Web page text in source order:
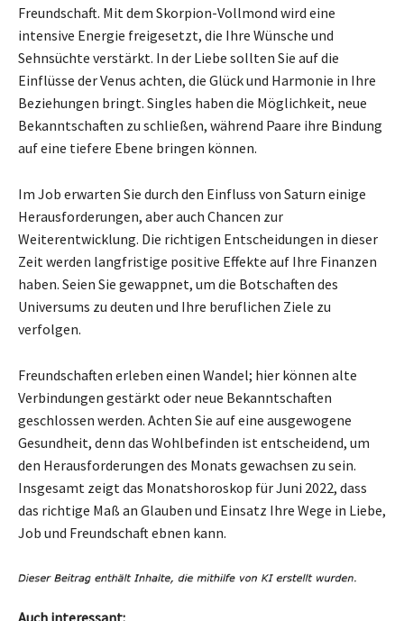
Freundschaft. Mit dem Skorpion-Vollmond wird eine
intensive Energie freigesetzt, die Ihre Wünsche und
Sehnsüchte verstärkt. In der Liebe sollten Sie auf die
Einflüsse der Venus achten, die Glück und Harmonie in Ihre
Beziehungen bringt. Singles haben die Möglichkeit, neue
Bekanntschaften zu schließen, während Paare ihre Bindung
auf eine tiefere Ebene bringen können.
Im Job erwarten Sie durch den Einfluss von Saturn einige
Herausforderungen, aber auch Chancen zur
Weiterentwicklung. Die richtigen Entscheidungen in dieser
Zeit werden langfristige positive Effekte auf Ihre Finanzen
haben. Seien Sie gewappnet, um die Botschaften des
Universums zu deuten und Ihre beruflichen Ziele zu
verfolgen.
Freundschaften erleben einen Wandel; hier können alte
Verbindungen gestärkt oder neue Bekanntschaften
geschlossen werden. Achten Sie auf eine ausgewogene
Gesundheit, denn das Wohlbefinden ist entscheidend, um
den Herausforderungen des Monats gewachsen zu sein.
Insgesamt zeigt das Monatshoroskop für Juni 2022, dass
das richtige Maß an Glauben und Einsatz Ihre Wege in Liebe,
Job und Freundschaft ebnen kann.